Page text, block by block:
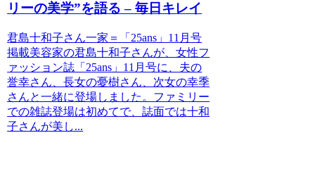
リーの美学”を語る – 毎日キレイ
君島十和子さん一家＝「25ans」11月号
掲載美容家の君島十和子さんが、女性フ
ァッション誌「25ans」11月号に、夫の
誉幸さん、長女の憂樹さん、次女の幸季
さんと一緒に登場しました。ファミリー
での雑誌登場は初めてで、誌面では十和
子さんが美し...